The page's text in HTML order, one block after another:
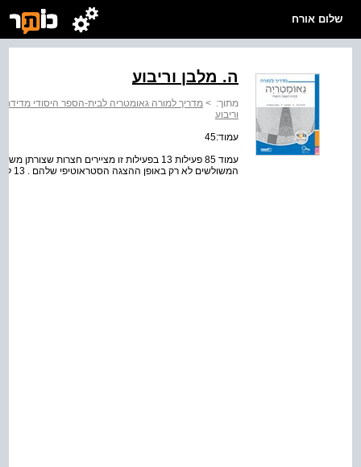
שלום אורח
ה. מלבן וריבוע
מתוך: > מדריך למורה גאומטריה לבית-הספר היסודי
וריבוע
עמוד:45
עמוד 85 פעילות 13 בפעילות זו מציירים חצרות
המשולשים לא רק באופן ההצגה הסטראוטיפי שלהם . 13 לכל חיה ציר וּ חצר שׁ צ וּרָ תה מ שׁ ל שׁ .